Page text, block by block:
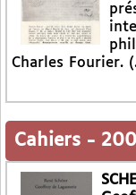
Charles Fourier.
Cahiers -